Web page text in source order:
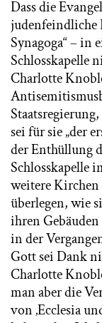
Dass die
judenfeindliche
Synagoga“ – in
Schlosskapelle
Charlotte
sei für sie „der
der Enthüllung
Schlosskapelle
weitere
überlegen, wie
ihren
in der
Gott sei Dank
Charlotte
man aber die
von ‚Ecclesia